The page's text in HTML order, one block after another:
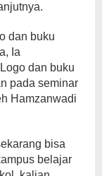
dan buku
Ia
dan buku
pada seminar
Hamzanwadi
bisa
belajar